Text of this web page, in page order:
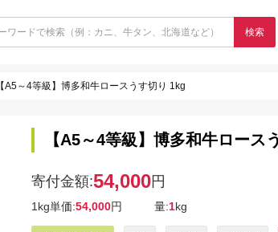
検索
【A5～4等級】博多和牛ロースうす切り 1kg
【A5～4等級】博多和牛ロース
寄付金額:54,000円
1kg単価:54,000円 量:1kg